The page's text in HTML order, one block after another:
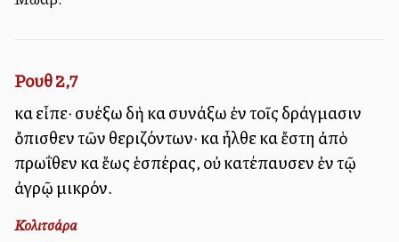
Ρουθ 2,7
καὶ εἶπε· συλλέξω δὴ καὶ συνάξω ἐν τοῖς δράγμασιν
ὄπισθεν τῶν θεριζόντων· καὶ ἦλθε καὶ ἔστη ἀπὸ
πρωΐθεν καὶ ἕως ἑσπέρας, οὐ κατέπαυσεν ἐν τῷ
ἀγρῷ μικρόν.
Κολιτσάρα